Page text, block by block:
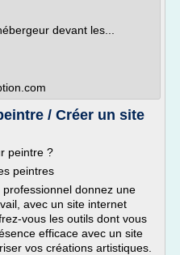
devant les...
/ Créer un site
peintre ?
peintres
donnez une
avec un site internet
vous les outils dont vous
efficace avec un site
vos créations artistiques.